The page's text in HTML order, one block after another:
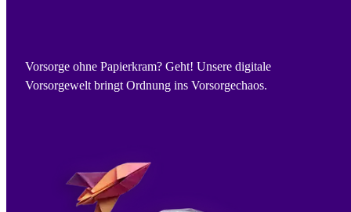
Vorsorge ohne Papierkram? Geht! Unsere digitale
Vorsorgewelt bringt Ordnung ins Vorsorgechaos.